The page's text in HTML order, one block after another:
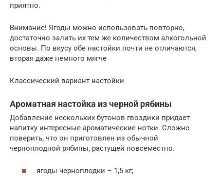
приятно.
Внимание! Ягоды можно использовать повторно,
достаточно залить их тем же количеством алкогольной
основы. По вкусу обе настойки почти не отличаются,
вторая даже немного мягче
Классический вариант настойки
Ароматная настойка из черной рябины
Добавление нескольких бутонов гвоздики придает
напитку интересные ароматические нотки. Сложно
поверить, что он приготовлен из обычной
черноплодной рябины, растущей повсеместно.
ягоды черноплодки – 1,5 кг;